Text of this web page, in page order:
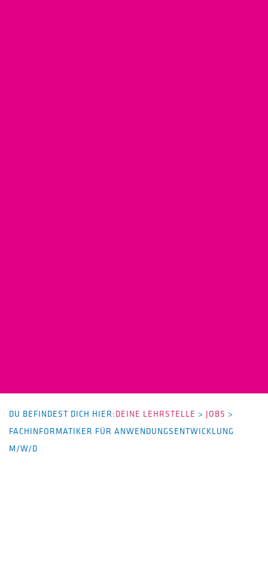
DU BEFINDEST DICH HIER:DEINE LEHRSTELLE > JOBS >
FACHINFORMATIKER FÜR ANWENDUNGSENTWICKLUNG
M/W/D